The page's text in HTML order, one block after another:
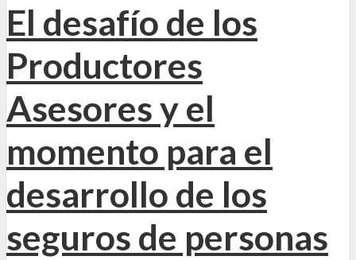
El desafío de los
Productores
Asesores y el
momento para el
desarrollo de los
seguros de personas